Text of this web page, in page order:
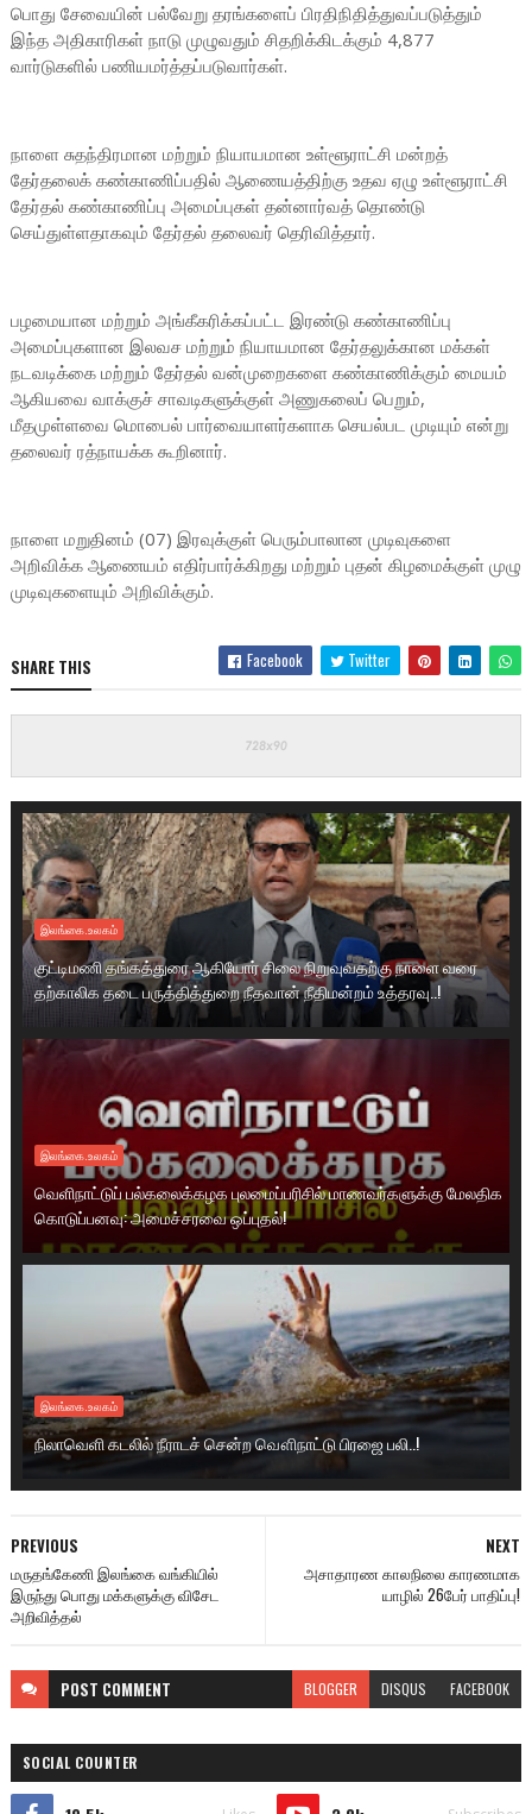
பொது சேவையின் பல்வேறு தரங்களைப் பிரதிநிதித்துவப்படுத்தும்
இந்த அதிகாரிகள் நாடு முழுவதும் சிதறிக்கிடக்கும் 4,877
வார்டுகளில் பணியமர்த்தப்படுவார்கள்.
நாளை சுதந்திரமான மற்றும் நியாயமான உள்ளூராட்சி மன்றத்
தேர்தலைக் கண்காணிப்பதில் ஆணையத்திற்கு உதவ ஏழு உள்ளூராட்சி
தேர்தல் கண்காணிப்பு அமைப்புகள் தன்னார்வத் தொண்டு
செய்துள்ளதாகவும் தேர்தல் தலைவர் தெரிவித்தார்.
பழமையான மற்றும் அங்கீகரிக்கப்பட்ட இரண்டு கண்காணிப்பு
அமைப்புகளான இலவச மற்றும் நியாயமான தேர்தலுக்கான மக்கள்
நடவடிக்கை மற்றும் தேர்தல் வன்முறைகளை கண்காணிக்கும் மையம்
ஆகியவை வாக்குச் சாவடிகளுக்குள் அணுகலைப் பெறும்,
மீதமுள்ளவை மொபைல் பார்வையாளர்களாக செயல்பட முடியும் என்று
தலைவர் ரத்நாயக்க கூறினார்.
நாளை மறுதினம் (07) இரவுக்குள் பெரும்பாலான முடிவுகளை
அறிவிக்க ஆணையம் எதிர்பார்க்கிறது மற்றும் புதன் கிழமைக்குள் முழு
முடிவுகளையும் அறிவிக்கும்.
SHARE THIS Facebook Twitter
இலங்கை.உலகம்
குட்டிமணி தங்கத்துரை ஆகியோர் சிலை நிறுவுவதற்கு நாளை வரை
தற்காலிக தடை பருத்தித்துறை நீதவான் நீதிமன்றம் உத்தரவு..!
இலங்கை.உலகம்
வெளிநாட்டுப் பல்கலைக்கழக புலமைப்பரிசில் மாணவர்களுக்கு மேலதிக
கொடுப்பனவு: அமைச்சரவை ஒப்புதல்!
இலங்கை.உலகம்
நிலாவெளி கடலில் நீராடச் சென்ற வௌிநாட்டு பிரஜை பலி..!
NEXT
அசாதாரண காலநிலை காரணமாக
யாழில் 26பேர் பாதிப்பு!
PREVIOUS
மருதங்கேணி இலங்கை வங்கியில்
இருந்து பொது மக்களுக்கு விசேட
அறிவித்தல்
POST COMMENT BLOGGER DISQUS FACEBOOK
SOCIAL COUNTER